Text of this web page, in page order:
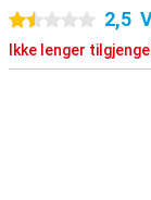
1.5 stjerner
2,5
Ikke lenger